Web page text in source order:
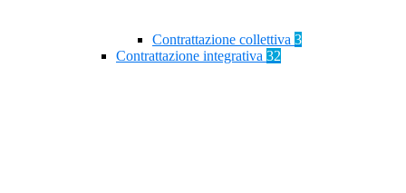
Contrattazione collettiva 3
Contrattazione integrativa 32